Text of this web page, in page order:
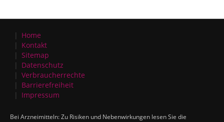
Home
Kontakt
Sitemap
Datenschutz
Verbraucherrechte
Barrierefreiheit
Impressum
Bei Arzneimitteln: Zu Risiken und Nebenwirkungen lesen Sie die